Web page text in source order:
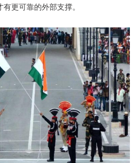
更可靠的外部支撑。